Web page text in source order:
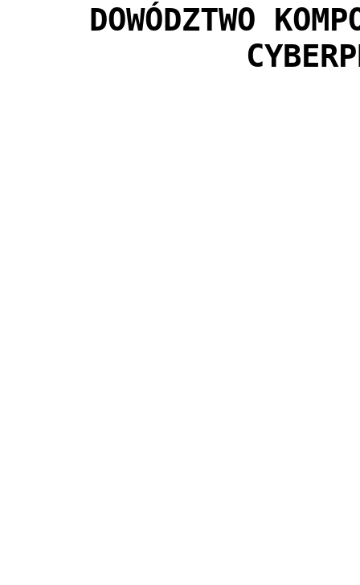
DOWÓDZTWO